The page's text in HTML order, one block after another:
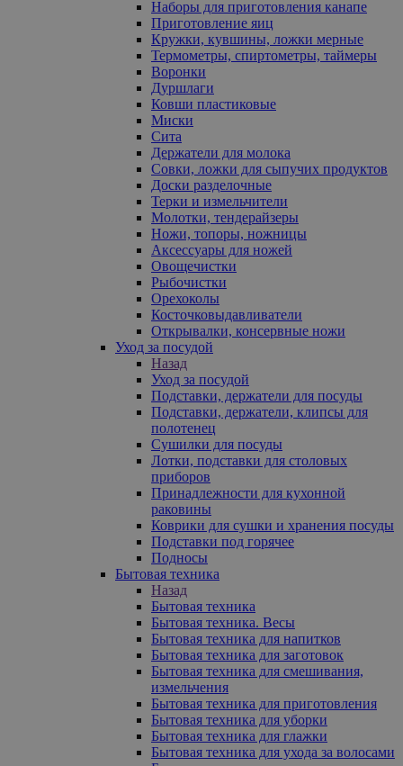
Наборы для приготовления канапе
Приготовление яиц
Кружки, кувшины, ложки мерные
Термометры, спиртометры, таймеры
Воронки
Дуршлаги
Ковши пластиковые
Миски
Сита
Держатели для молока
Совки, ложки для сыпучих продуктов
Доски разделочные
Терки и измельчители
Молотки, тендерайзеры
Ножи, топоры, ножницы
Аксессуары для ножей
Овощечистки
Рыбочистки
Орехоколы
Косточковыдавливатели
Открывалки, консервные ножи
Уход за посудой
Назад
Уход за посудой
Подставки, держатели для посуды
Подставки, держатели, клипсы для
полотенец
Сушилки для посуды
Лотки, подставки для столовых
приборов
Принадлежности для кухонной
раковины
Коврики для сушки и хранения посуды
Подставки под горячее
Подносы
Бытовая техника
Назад
Бытовая техника
Бытовая техника. Весы
Бытовая техника для напитков
Бытовая техника для заготовок
Бытовая техника для смешивания,
измельчения
Бытовая техника для приготовления
Бытовая техника для уборки
Бытовая техника для глажки
Бытовая техника для ухода за волосами